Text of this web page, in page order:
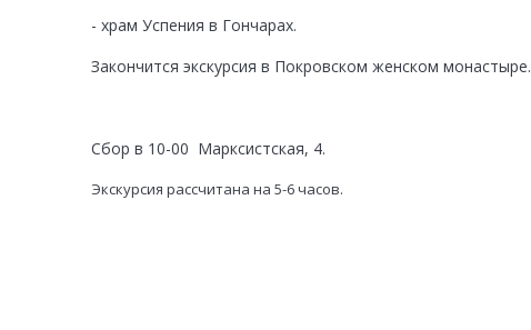
- храм Успения в Гончарах.
Закончится экскурсия в Покровском женском монастыре.
Сбор в 10-00 Марксистская, 4.
Экскурсия рассчитана на 5-6 часов.